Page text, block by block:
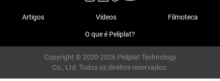
Artigos Vídeos Filmoteca
O que é Peliplat?
Copyright © 2020-2026 Peliplat Technology
Co., Ltd. Todos os direitos reservados.